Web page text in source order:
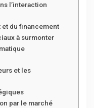
l’interaction
du financement
à surmonter
et les
par le marché